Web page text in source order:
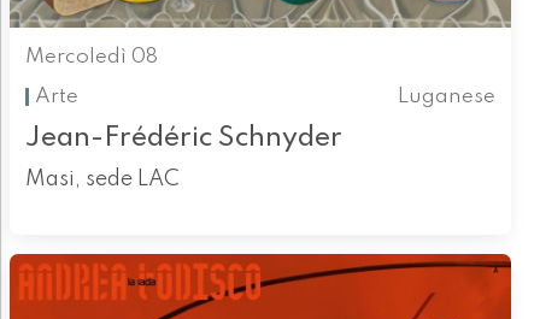
Mercoledì 08
Arte
Luganese
Jean-Frédéric Schnyder
Masi, sede LAC